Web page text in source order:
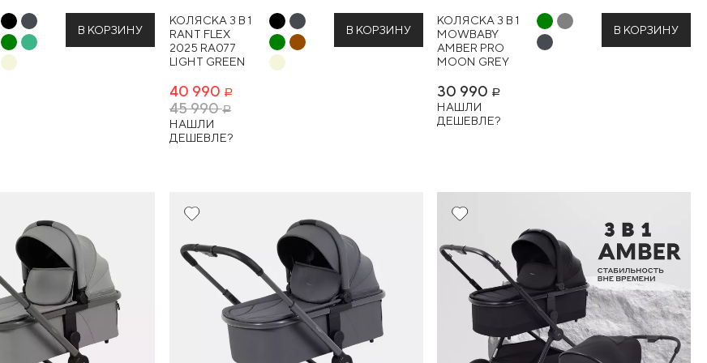
В КОРЗИНУ
КОЛЯСКА 3 В 1
RANT FLEX
2025 RA077
LIGHT GREEN
40 990 Р
45 990Р
НАШЛИ
ДЕШЕВЛЕ?
В КОРЗИНУ
КОЛЯСКА 3 В 1
MOWBABY
AMBER PRO
MOON GREY
30 990 Р
НАШЛИ
ДЕШЕВЛЕ?
В КОРЗИНУ
Новинка 16%